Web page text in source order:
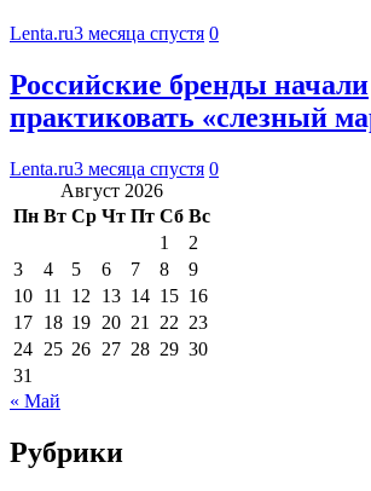
Lenta.ru3 месяца спустя 0
Российские бренды начали
практиковать «слезный
Lenta.ru3 месяца спустя 0
Август 2026
Пн Вт Ср Чт Пт Сб Вс
1
2
3
4 5 6 7 8
9
10 11 12 13 14 15 16
17 18 19 20 21 22 23
24 25 26 27 28 29 30
31
« Май
Рубрики